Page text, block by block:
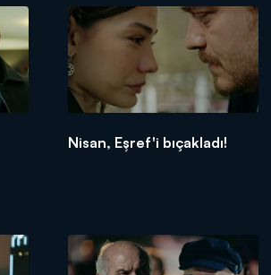
DİĞER SONUÇLAR
Nisan, Eşref'i bıçakladı!